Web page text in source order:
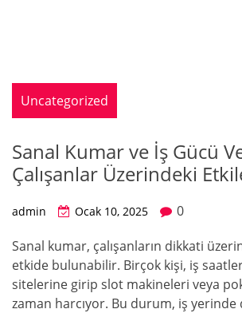
Uncategorized
Sanal Kumar ve İş Gücü
Çalışanlar Üzerindeki
admin Ocak 10, 2025
0
Sanal kumar, çalışanların dikkati
etkide bulunabilir. Birçok kişi, iş
sitelerine girip slot makineleri veya
zaman harcıyor. Bu durum, iş yerinde